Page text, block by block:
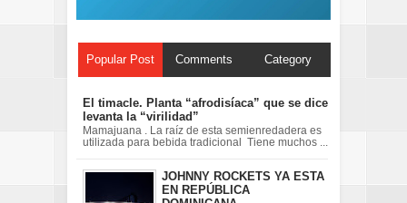
Popular Post Comments Category
El timacle. Planta “afrodisíaca” que se dice
levanta la “virilidad”
Mamajuana . La raíz de esta semienredadera es
utilizada para bebida tradicional Tiene muchos ...
JOHNNY ROCKETS YA ESTA
EN REPÚBLICA